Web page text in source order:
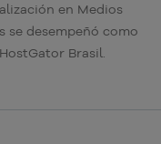
en Medios
se desempeñó como
Brasil.